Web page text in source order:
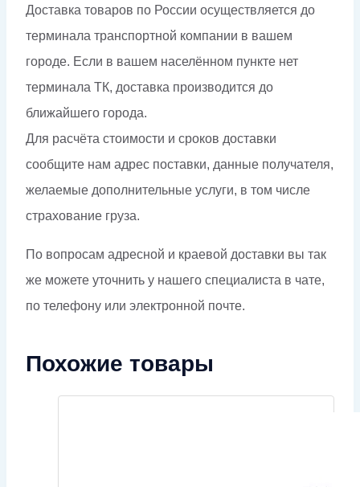
Доставка товаров по России осуществляется до
терминала транспортной компании в вашем
городе. Если в вашем населённом пункте нет
терминала ТК, доставка производится до
ближайшего города.
Для расчёта стоимости и сроков доставки
сообщите нам адрес поставки, данные получателя,
желаемые дополнительные услуги, в том числе
страхование груза.
По вопросам адресной и краевой доставки вы так
же можете уточнить у нашего специалиста в чате,
по телефону или электронной почте.
Похожие товары